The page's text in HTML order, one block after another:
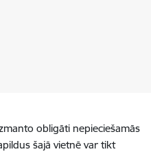
obligāti nepieciešamās
šajā vietnē var tikt